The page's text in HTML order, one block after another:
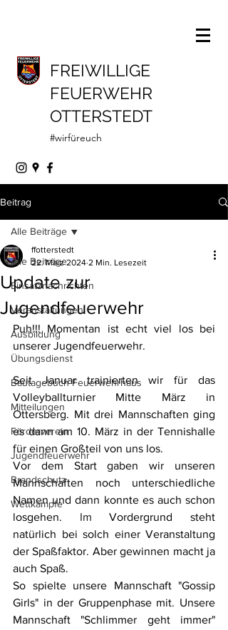
FREIWILLIGE
FEUERWEHR
OTTERSTEDT
#wirfüreuch
Beitrag
Alle Beiträge
Einsatznachrichten
Veranstaltungen
Ausbildung
Übungsdienst
Bautagebuch Feuerwehrhaus
Mitteilungen
Förderverein
Jugendfeuerwehr
Brandschutz
Wettkämpfe
Alle Beiträge
Update zur
Jugendfeuerwehr
ffotterstedt
22. März 2024 2 Min. Lesezeit
Puh!!! Momentan ist echt viel los bei
unserer Jugendfeuerwehr.
Seit Januar trainierten wir für das
Volleyballturnier Mitte März in
Ottersberg. Mit drei Mannschaften ging
es dann am 10. März in der Tennishalle
für einen Großteil von uns los.
Vor dem Start gaben wir unseren
Mannschaften noch unterschiedliche
Namen und dann konnte es auch schon
losgehen.
Im Vordergrund steht
natürlich bei solch einer Veranstaltung
der Spaßfaktor. Aber gewinnen macht ja
auch Spaß.
So spielte unsere Mannschaft "Gossip
Girls" in der Gruppenphase mit. Unsere
Mannschaft "Schlimmer geht immer"